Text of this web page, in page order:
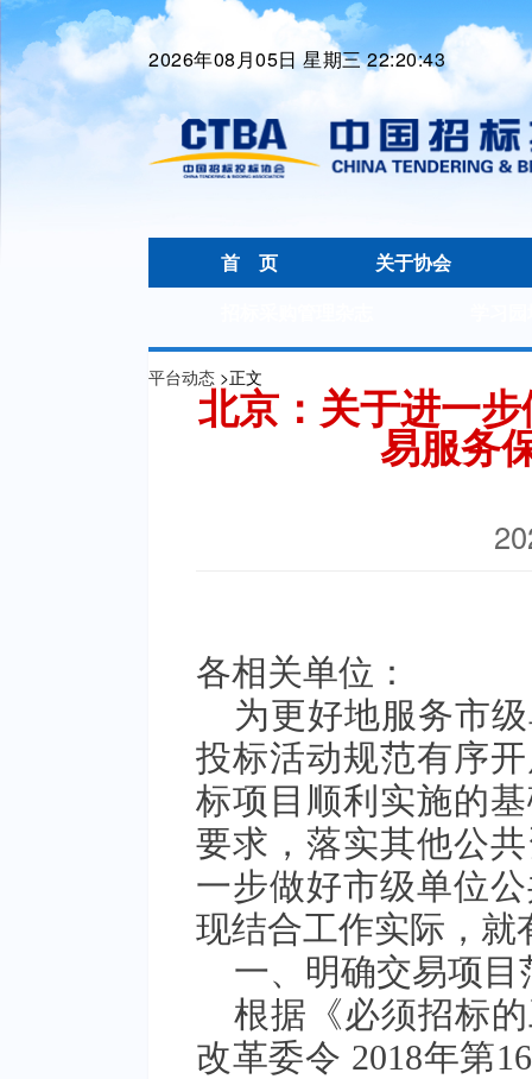
2026年08月05日 星期三 22:20:43
首 页
关于协会
平台动态 >正文
北京：关于进一
易服务
各相关单位：
为更好地服务市
投标活动规范有序
标项目顺利实施的
要求，落实其他公
一步做好市级单位
现结合工作实际，就
一、明确交易项目
根据《必须招标
改革委令 2018年第